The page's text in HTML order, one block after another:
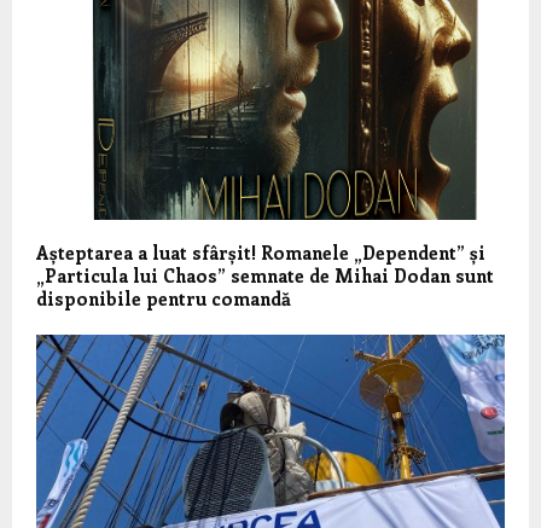
Așteptarea a luat sfârșit! Romanele „Dependent” și
„Particula lui Chaos” semnate de Mihai Dodan sunt
disponibile pentru comandă